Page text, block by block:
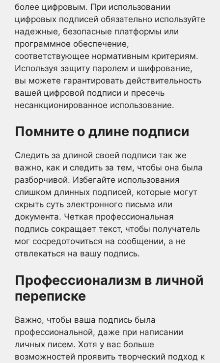
более цифровым. При использовании
цифровых подписей обязательно используйте
надежные, безопасные платформы или
программное обеспечение,
соответствующее нормативным критериям.
Используя защиту паролем и шифрование,
вы можете гарантировать действительность
вашей цифровой подписи и пресечь
несанкционированное использование.
Помните о длине подписи
Следить за длиной своей подписи так же
важно, как и следить за тем, чтобы она была
разборчивой. Избегайте использования
слишком длинных подписей, которые могут
скрыть суть электронного письма или
документа. Четкая профессиональная
подпись сокращает текст, чтобы получатель
мог сосредоточиться на сообщении, а не
отвлекаться на вашу подпись.
Профессионализм в личной
переписке
Важно, чтобы ваша подпись была
профессиональной, даже при написании
личных писем. Хотя у вас больше
возможностей проявить творческий подход к